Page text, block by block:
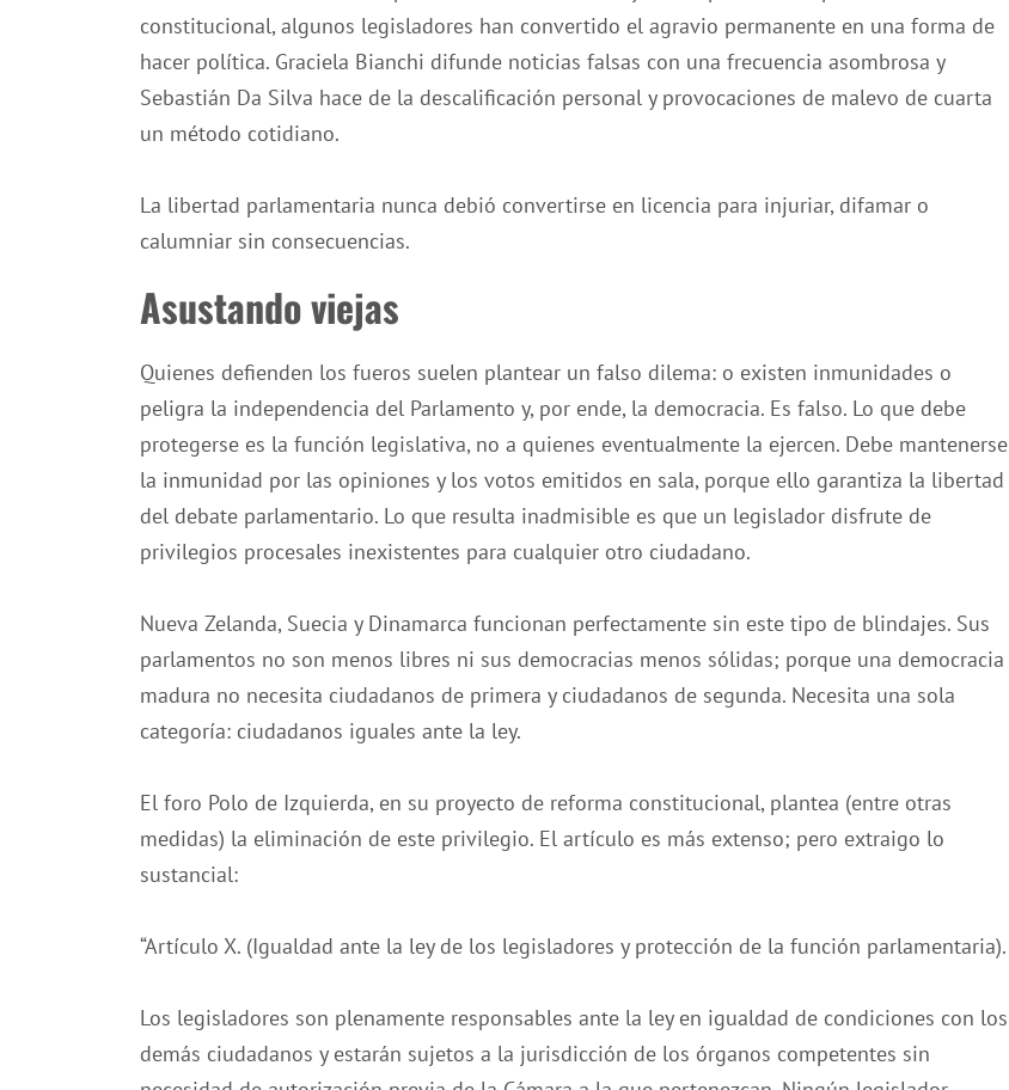
constitucional, algunos legisladores han convertido el agravio permanente en una forma de
hacer política. Graciela Bianchi difunde noticias falsas con una frecuencia asombrosa y
Sebastián Da Silva hace de la descalificación personal y provocaciones de malevo de cuarta
un método cotidiano.
La libertad parlamentaria nunca debió convertirse en licencia para injuriar, difamar o
calumniar sin consecuencias.
Asustando viejas
Quienes defienden los fueros suelen plantear un falso dilema: o existen inmunidades o
peligra la independencia del Parlamento y, por ende, la democracia. Es falso. Lo que debe
protegerse es la función legislativa, no a quienes eventualmente la ejercen. Debe mantenerse
la inmunidad por las opiniones y los votos emitidos en sala, porque ello garantiza la libertad
del debate parlamentario. Lo que resulta inadmisible es que un legislador disfrute de
privilegios procesales inexistentes para cualquier otro ciudadano.
Nueva Zelanda, Suecia y Dinamarca funcionan perfectamente sin este tipo de blindajes. Sus
parlamentos no son menos libres ni sus democracias menos sólidas; porque una democracia
madura no necesita ciudadanos de primera y ciudadanos de segunda. Necesita una sola
categoría: ciudadanos iguales ante la ley.
El foro Polo de Izquierda, en su proyecto de reforma constitucional, plantea (entre otras
medidas) la eliminación de este privilegio. El artículo es más extenso; pero extraigo lo
sustancial:
“Artículo X. (Igualdad ante la ley de los legisladores y protección de la función parlamentaria).
Los legisladores son plenamente responsables ante la ley en igualdad de condiciones con los
demás ciudadanos y estarán sujetos a la jurisdicción de los órganos competentes sin